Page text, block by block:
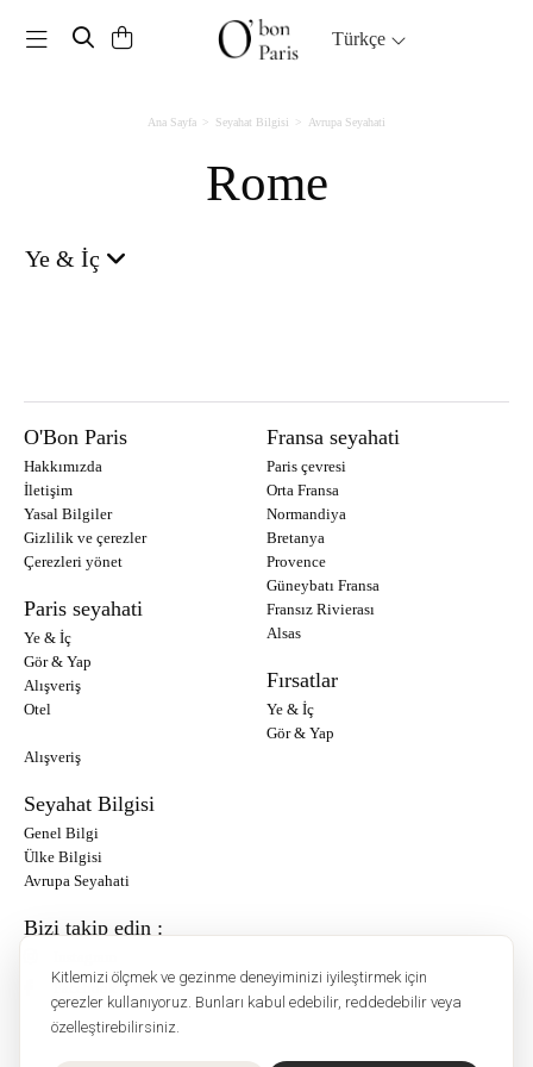
Kitlemizi ölçmek ve gezinme deneyiminizi iyileştirmek için
çerezler kullanıyoruz. Bunları kabul edebilir, reddedebilir veya
özelleştirebilirsiniz.
Toggle navigation Türkçe
Ana Sayfa Seyahat Bilgisi Avrupa Seyahati
Rome
Ye & İç
O'Bon Paris
Hakkımızda
İletişim
Yasal Bilgiler
Gizlilik ve çerezler
Çerezleri yönet
Paris seyahati
Ye & İç
Gör & Yap
Alışveriş
Otel
Fransa seyahati
Paris çevresi
Orta Fransa
Normandiya
Bretanya
Provence
Güneybatı Fransa
Fransız Rivierası
Alsas
Fırsatlar
Ye & İç
Gör & Yap
Alışveriş
Seyahat Bilgisi
Genel Bilgi
Ülke Bilgisi
Avrupa Seyahati
Bizi takip edin :
Facebook